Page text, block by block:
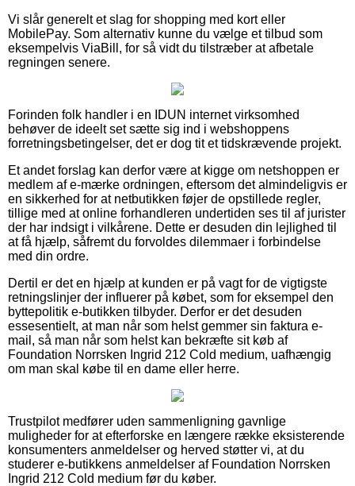
Vi slår generelt et slag for shopping med kort eller
MobilePay. Som alternativ kunne du vælge et tilbud som
eksempelvis ViaBill, for så vidt du tilstræber at afbetale
regningen senere.
Forinden folk handler i en IDUN internet virksomhed
behøver de ideelt set sætte sig ind i webshoppens
forretningsbetingelser, det er dog tit et tidskrævende projekt.
Et andet forslag kan derfor være at kigge om netshoppen er
medlem af e-mærke ordningen, eftersom det almindeligvis er
en sikkerhed for at netbutikken føjer de opstillede regler,
tillige med at online forhandleren undertiden ses til af jurister
der har indsigt i vilkårene. Dette er desuden din lejlighed til
at få hjælp, såfremt du forvoldes dilemmaer i forbindelse
med din ordre.
Dertil er det en hjælp at kunden er på vagt for de vigtigste
retningslinjer der influerer på købet, som for eksempel den
byttepolitik e-butikken tilbyder. Derfor er det desuden
essesentielt, at man når som helst gemmer sin faktura e-
mail, så man når som helst kan bekræfte sit køb af
Foundation Norrsken Ingrid 212 Cold medium, uafhængig
om man skal købe til en dame eller herre.
Trustpilot medfører uden sammenligning gavnlige
muligheder for at efterforske en længere række eksisterende
konsumenters anmeldelser og herved støtter vi, at du
studerer e-butikkens anmeldelser af Foundation Norrsken
Ingrid 212 Cold medium før du køber.